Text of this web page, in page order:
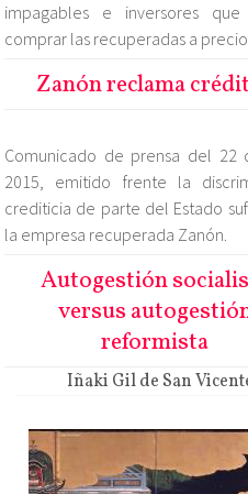
impagables e inversores que
comprar las recuperadas a
Zanón reclama
Comunicado de prensa del 22
2015, emitido frente la
crediticia de parte del Estado
la empresa recuperada Zanón.
Autogestión
versus
reformista
Iñaki Gil de San